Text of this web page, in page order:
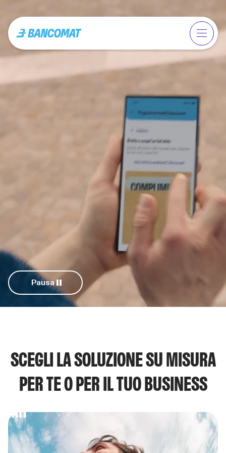
Pausa
SCEGLI LA SOLUZIONE SU MISURA
PER TE O PER IL TUO BUSINESS